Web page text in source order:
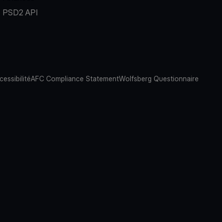
PSD2 API
AFC Compliance StatementWolfsberg Questionnaire